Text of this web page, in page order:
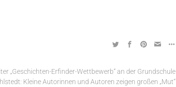
„Geschichten-Erfinder-Wettbewerb“ an der Grundschule
Kleine Autorinnen und Autoren zeigen großen „Mut“